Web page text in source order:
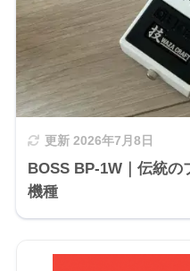
更新2026年7月8日
BOSS BP-1W｜伝統の
機種